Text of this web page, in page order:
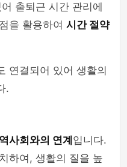
출퇴근 시간 관리에
을 활용하여 시간 절약
연결되어 있어 생활의
.
사회와의 연계 입니다.
하여, 생활의 질을 높